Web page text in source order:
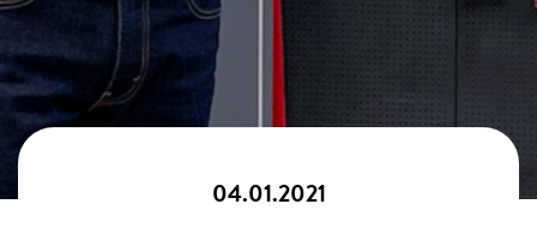
04.01.2021